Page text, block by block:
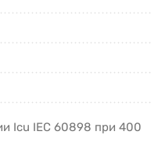
Icu IEC 60898 при 400